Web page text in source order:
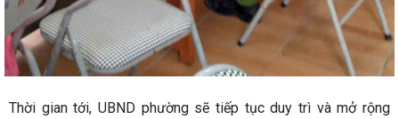
Thời gian tới, UBND phường sẽ tiếp tục duy trì và mở rộng